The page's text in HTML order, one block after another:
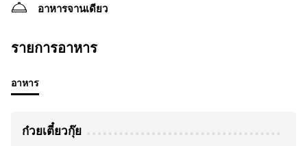
อาหารจานเดียว
รายการอาหาร
อาหาร
ก๋วยเตี๋ยวกุ๊ย